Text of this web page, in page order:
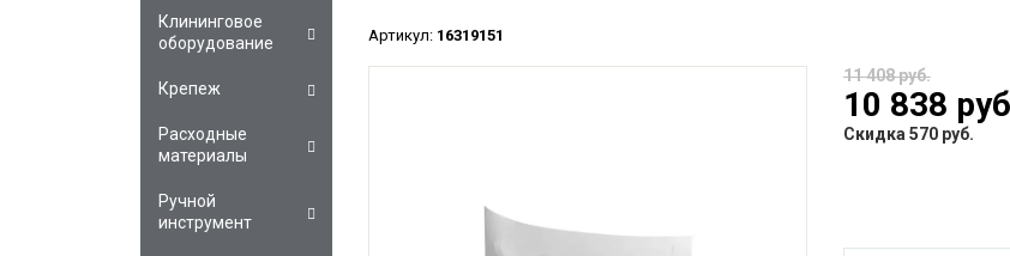
Артикул: 16319151
11 408 руб.
10 838
Скидка 570 руб.
Клининговое
оборудование
Крепеж
Расходные
материалы
Ручной
инструмент